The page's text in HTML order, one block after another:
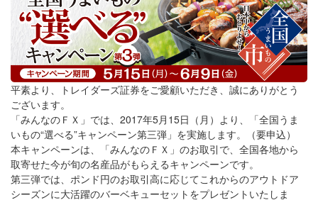
平素より、トレイダーズ証券をご愛顧いただき、誠にありがとう
ございます。
「みんなのＦＸ」では、2017年5月15日（月）より、「全国うま
いもの“選べる”キャンペーン第三弾」を実施します。（要申込）
本キャンペーンは、「みんなのＦＸ」のお取引で、全国各地から
取寄せた今が旬の名産品がもらえるキャンペーンです。
第三弾では、ポンド円のお取引高に応じてこれからのアウトドア
シーズンに大活躍のバーベキューセットをプレゼントいたしま